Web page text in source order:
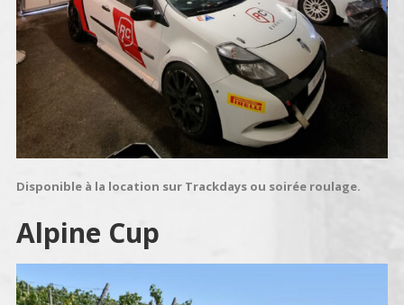
Disponible à la location sur Trackdays ou soirée roulage.
Alpine Cup